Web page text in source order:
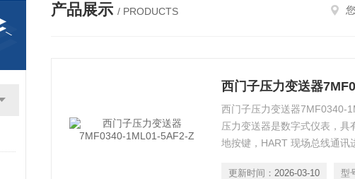
产品展示 / PRODUCTS
西门子压力变送器
西门子压力变送器7MF0340-
压力变送器是数字式仪表，
地按键，HART 现场总线通讯
更新时间： 2026-03-10 型